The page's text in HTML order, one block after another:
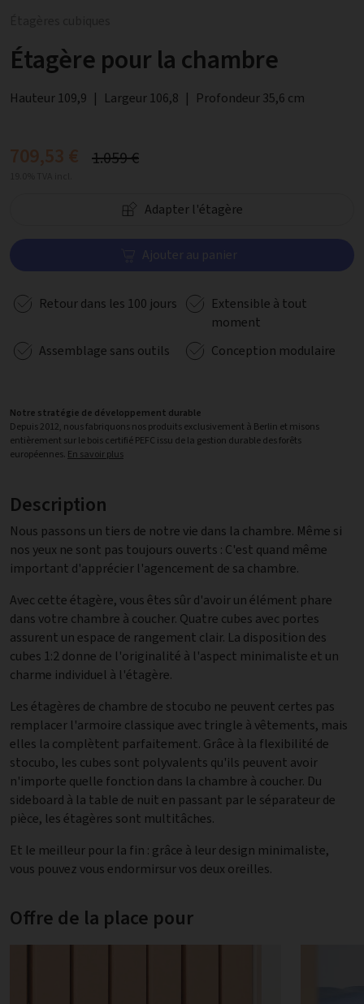
Étagère pour la chambre
Hauteur 109,9 | Largeur 106,8 | Profondeur 35,6 cm
709,53 € 1.059 €
Adapter l'étagère
Ajouter au panier
Retour dans les 100 jours
Extensible à tout
moment
Assemblage sans outils
Conception modulaire
Notre stratégie de développement durable
Depuis 2012, nous fabriquons nos produits exclusivement à Berlin et misons
entièrement sur le bois certifié PEFC issu de la gestion durable des forêts
européennes. En savoir plus
Description
Nous passons un tiers de notre vie dans la chambre. Même si
nos yeux ne sont pas toujours ouverts : C'est quand même
important d'apprécier l'agencement de sa chambre.
Avec cette étagère, vous êtes sûr d'avoir un élément phare
dans votre chambre à coucher. Quatre cubes avec portes
assurent un espace de rangement clair. La disposition des
cubes 1:2 donne de l'originalité à l'aspect minimaliste et un
charme individuel à l'étagère.
Les étagères de chambre de stocubo ne peuvent certes pas
remplacer l'armoire classique avec tringle à vêtements, mais
elles la complètent parfaitement. Grâce à la flexibilité de
stocubo, les cubes sont polyvalents qu'ils peuvent avoir
n'importe quelle fonction dans la chambre à coucher. Du
sideboard à la table de nuit en passant par le séparateur de
pièce, les étagères sont multitâches.
Et le meilleur pour la fin : grâce à leur design minimaliste,
vous pouvez vous endormirsur vos deux oreilles.
Offre de la place pour